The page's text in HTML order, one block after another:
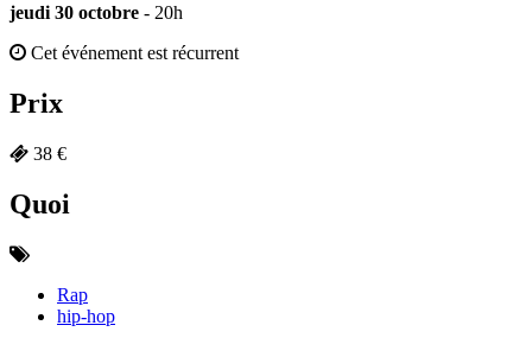
jeudi 30 octobre - 20h
Cet événement est récurrent
Prix
38 €
Quoi
Rap
hip-hop